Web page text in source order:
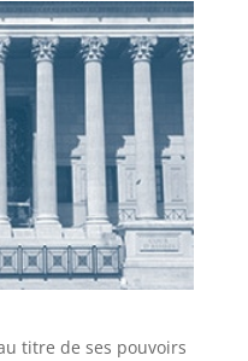
titre de ses pouvoirs